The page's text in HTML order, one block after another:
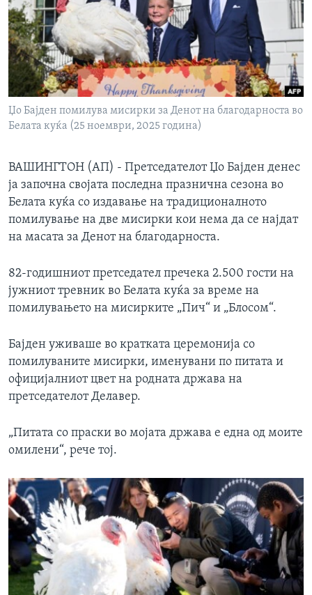
ИНТЕРВЈУА
Јазици
Џо Бајден помилува мисирки за Денот на благодарноста во
Белата куќа (25 ноември, 2025 година)
ВАШИНГТОН (АП) - Претседателот Џо Бајден денес
ја започна својата последна празнична сезона во
Белата куќа со издавање на традиционалното
помилување на две мисирки кои нема да се најдат
на масата за Денот на благодарноста.
82-годишниот претседател пречека 2.500 гости на
јужниот тревник во Белата куќа за време на
помилувањето на мисирките „Пич“ и „Блосом“.
Бајден уживаше во кратката церемонија со
помилуваните мисирки, именувани по питата и
официјалниот цвет на родната држава на
претседателот Делавер.
„Питата со праски во мојата држава е една од моите
омилени“, рече тој.